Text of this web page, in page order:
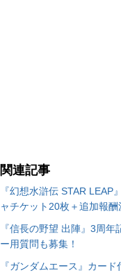
関連記事
『幻想水滸伝 STAR
ャチケット20枚＋追加報酬
『信長の野望 出陣』3周
ー用質問も募集！
『ガンダムエース』カー